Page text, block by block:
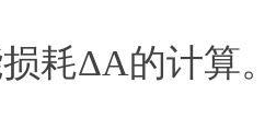
耗ΔA的计算